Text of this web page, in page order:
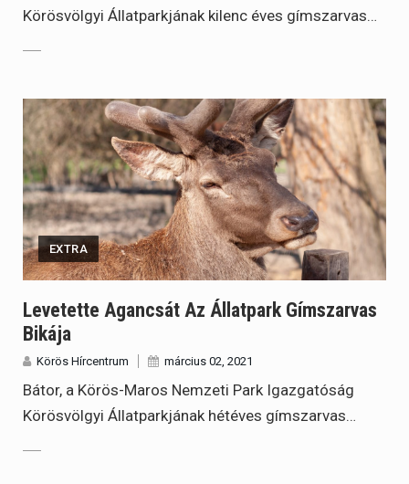
Körösvölgyi Állatparkjának kilenc éves gímszarvas…
EXTRA
Levetette Agancsát Az Állatpark Gímszarvas
Bikája
Körös Hírcentrum március 02, 2021
Bátor, a Körös-Maros Nemzeti Park Igazgatóság
Körösvölgyi Állatparkjának hétéves gímszarvas…